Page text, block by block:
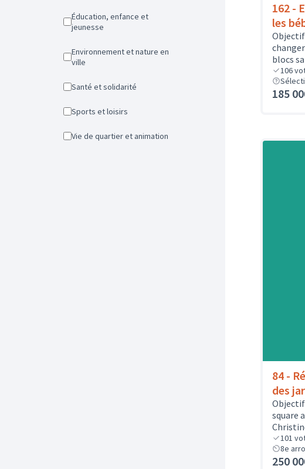
Éducation, enfance et
jeunesse
Environnement et nature en
ville
Santé et solidarité
Sports et loisirs
Vie de quartier et animation
162 -
les
Objectif
blocs
106
185
84 -
des
Objectif
square
101
8e
250